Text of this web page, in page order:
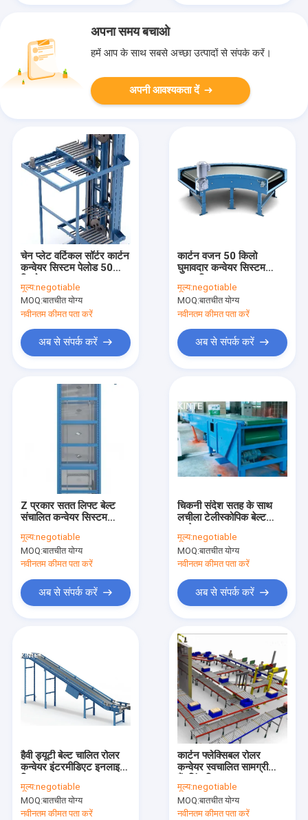
उत्पाद
हमारे बारे में
कारखाने का दौरा
समाचार
अपना समय बचाओ
हमें आप के साथ सबसे अच्छा उत्पादों से संपर्क करें।
अपनी आवश्यकता दें
चेन प्लेट वर्टिकल सॉर्टर कार्टन
कन्वेयर सिस्टम पेलोड 50
मूल्य:negotiable
MOQ:बातचीत योग्य
नवीनतम कीमत पता करें
अब से संपर्क करें
कार्टन वजन 50 किलो
घुमावदार कन्वेयर सिस्टम
वेयरहाउस
मूल्य:negotiable
MOQ:बातचीत योग्य
नवीनतम कीमत पता करें
अब से संपर्क करें
Z प्रकार सतत लिफ्ट बेल्ट
संचालित कन्वेयर सिस्टम
मूल्य:negotiable
MOQ:बातचीत योग्य
नवीनतम कीमत पता करें
अब से संपर्क करें
चिकनी संदेश सतह के साथ
लचीला टेलीस्कोपिक बेल्ट
मूल्य:negotiable
MOQ:बातचीत योग्य
नवीनतम कीमत पता करें
अब से संपर्क करें
हैवी ड्यूटी बेल्ट चालित रोलर
कन्वेयर इंटरमीडिएट इनलाइन
मूल्य:negotiable
MOQ:बातचीत योग्य
नवीनतम कीमत पता करें
कार्टन फ्लेक्सिबल रोलर
कन्वेयर स्वचालित सामग्री
मूल्य:negotiable
MOQ:बातचीत योग्य
नवीनतम कीमत पता करें